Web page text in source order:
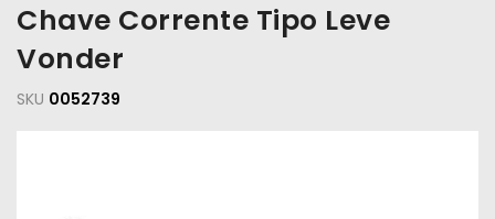
e
Jardim
EPIs
Chave Corrente Tipo Leve
Vonder
SKU 0052739